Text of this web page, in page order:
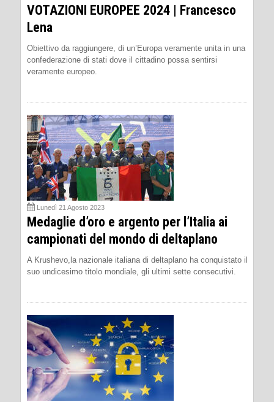
VOTAZIONI EUROPEE 2024 | Francesco
Lena
Obiettivo da raggiungere, di un’Europa veramente unita in una
confederazione di stati dove il cittadino possa sentirsi
veramente europeo.
Lunedì 21 Agosto 2023
Medaglie d’oro e argento per l’Italia ai
campionati del mondo di deltaplano
A Krushevo,la nazionale italiana di deltaplano ha conquistato il
suo undicesimo titolo mondiale, gli ultimi sette consecutivi.